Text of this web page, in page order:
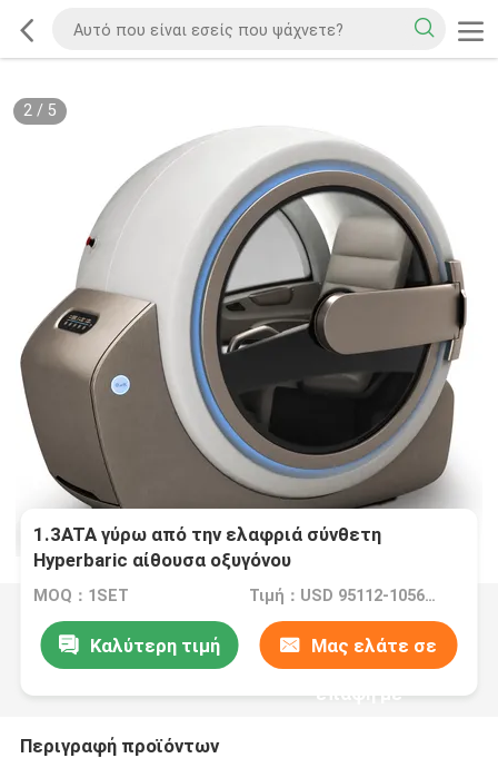
2/ 5
1.3ATA γύρω από την ελαφριά σύνθετη
Hyperbaric αίθουσα οξυγόνου
MOQ：1SET Τιμή：USD 95112-105680/set
Καλύτερη τιμή Μας ελάτε σε
επαφή με
Περιγραφή προϊόντων